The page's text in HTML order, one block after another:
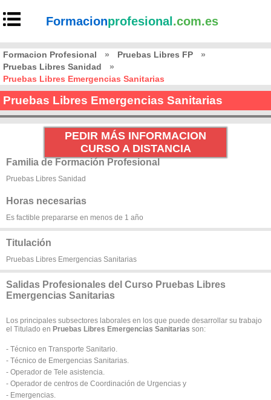
Formacionprofesional .com.es
Formacion Profesional » Pruebas Libres FP
»
Pruebas Libres Sanidad
»
Pruebas Libres Emergencias Sanitarias
Pruebas Libres Emergencias Sanitarias
PEDIR MÁS INFORMACION
CURSO A DISTANCIA
Familia de Formación Profesional
Pruebas Libres Sanidad
Horas necesarias
Es factible prepararse en menos de 1 año
Titulación
Pruebas Libres Emergencias Sanitarias
Salidas Profesionales del Curso Pruebas Libres
Emergencias Sanitarias
Los principales subsectores laborales en los que puede desarrollar su trabajo
el Titulado en Pruebas Libres Emergencias Sanitarias son:
- Técnico en Transporte Sanitario.
- Técnico de Emergencias Sanitarias.
- Operador de Tele asistencia.
- Operador de centros de Coordinación de Urgencias y
- Emergencias.